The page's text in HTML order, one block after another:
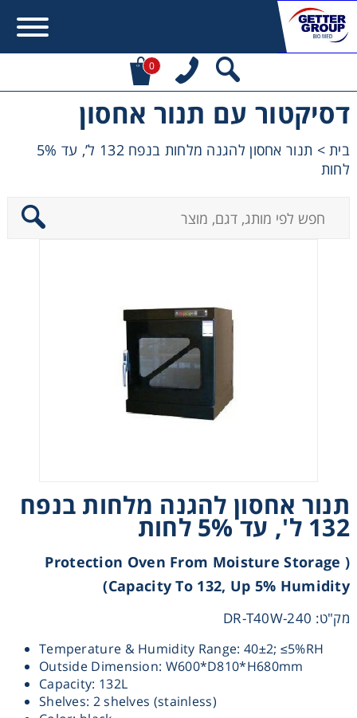
0
דסיקטור עם תנור אחסון
בית>
תנור אחסון להגנה מלחות בנפח 132 ל’, עד 5%
לחות
תנור אחסון להגנה מלחות בנפח
132 ל', עד 5% לחות
( Protection Oven From Moisture Storage
Capacity To 132, Up 5% Humidity)
מק"ט: DR-T40W-240
Temperature & Humidity Range: 40±2; ≤5%RH
Outside Dimension: W600*D810*H680mm
Capacity: 132L
Shelves: 2 shelves (stainless)
Error:Contact form not found.
Pumps
Sample Preparation
Storage